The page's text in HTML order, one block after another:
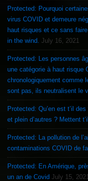
Protected: Pourquoi
virus COVID et demeure
haut risques et ce sans
in the wind. July 16, 2021
Protected: Les personnes
une catégorie à haut risque
chronologiquement comme
sont pas, ils neutralisent le
Protected: Qu’en est t’il
et plein d’autres ? Mettent
Protected: La pollution de
contaminations COVID de
Protected: En Amérique,
un an de Covid July 15, 2021